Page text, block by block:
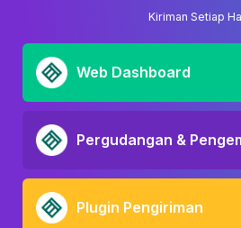
Kiriman Setiap
Web Dashboard
Pergudangan &
Plugin Pengiriman